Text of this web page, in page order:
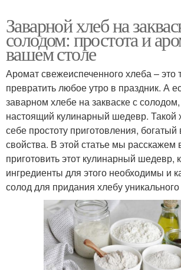
Заварной хлеб на
солодом: простота и
вашем столе
Аромат свежеиспеченного хлеба – это
превратить любое утро в праздник. А
заварном хлебе на закваске с солодом,
настоящий кулинарный шедевр. Такой
себе простоту приготовления,
свойства. В этой статье мы расскажем
приготовить этот кулинарный шедевр,
ингредиенты для этого необходимы и
солод для придания хлебу